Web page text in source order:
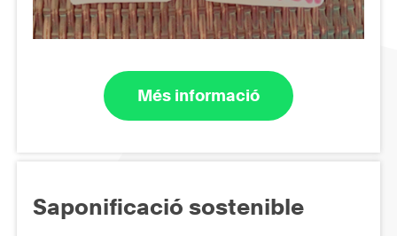
Més informació
Saponificació sostenible